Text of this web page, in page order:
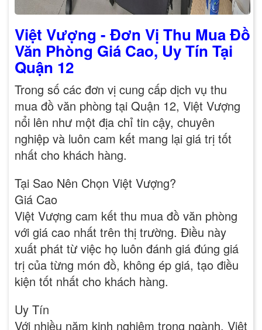
Việt Vượng - Đơn Vị Thu Mua Đồ
Văn Phòng Giá Cao, Uy Tín Tại
Quận 12
Trong số các đơn vị cung cấp dịch vụ thu
mua đồ văn phòng tại Quận 12, Việt Vượng
nổi lên như một địa chỉ tin cậy, chuyên
nghiệp và luôn cam kết mang lại giá trị tốt
nhất cho khách hàng.
Tại Sao Nên Chọn Việt Vượng?
Giá Cao
Việt Vượng cam kết thu mua đồ văn phòng
với giá cao nhất trên thị trường. Điều này
xuất phát từ việc họ luôn đánh giá đúng giá
trị của từng món đồ, không ép giá, tạo điều
kiện tốt nhất cho khách hàng.
Uy Tín
Với nhiều năm kinh nghiệm trong ngành, Việt